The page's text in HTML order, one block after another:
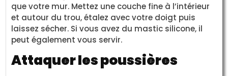
que votre mur. Mettez une couche fine à l’intérieur
et autour du trou, étalez avec votre doigt puis
laissez sécher. Si vous avez du mastic silicone, il
peut également vous servir.
Attaquer les poussières